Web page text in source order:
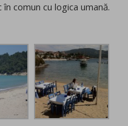
comun cu logica umană.